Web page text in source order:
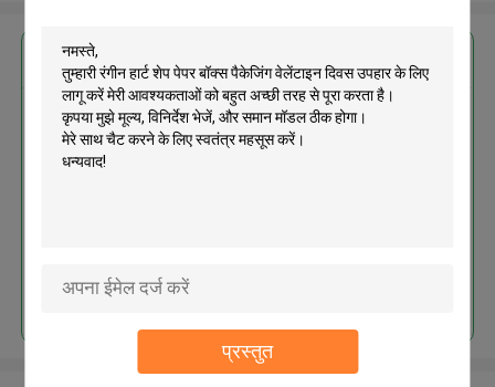
प्रस्तुत
सबसे उत्तम प्रतिदान प्राप्त करें
रंगीन हार्ट शेप पेपर बॉक्स पैकेजिंग वेलेंटाइन
दिवस उपहार के लिए लागू करें